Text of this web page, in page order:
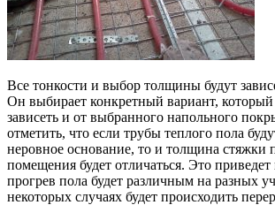
Все тонкости и выбор толщины будут
Он выбирает конкретный вариант,
зависеть и от выбранного напольного
отметить, что если трубы теплого пола
неровное основание, то и толщина стяжки
помещения будет отличаться. Это приведет
прогрев пола будет различным на разных
некоторых случаях будет происходить